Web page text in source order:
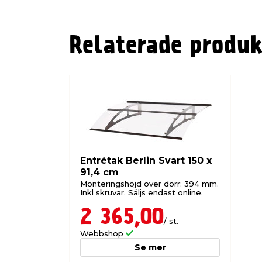
Relaterade
Entrétak Berlin Svart 150 x
91,4 cm
Monteringshöjd över dörr: 394 mm.
Inkl skruvar. Säljs endast online.
2 365,00/ st.
Webbshop
Se mer